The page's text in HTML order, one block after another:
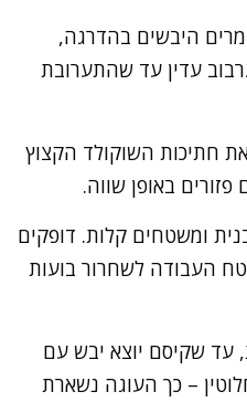
היבשים בהדרגה,
עדין עד שהתערובת
חתיכות השוקולד הקצוץ
באופן שווה.
ומשטחים קלות. דופקים
העבודה לשחרור בועות
45-50 דקות, עד שקיסם יוצא יבש עם
– כך העוגה נשארת